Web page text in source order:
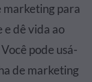
marketing para
e dê vida ao
pode usá-
de marketing